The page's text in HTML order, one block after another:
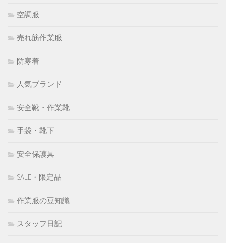
空調服
売れ筋作業服
防寒着
人気ブランド
安全靴・作業靴
手袋・靴下
安全保護具
SALE・限定品
作業服の豆知識
スタッフ日記